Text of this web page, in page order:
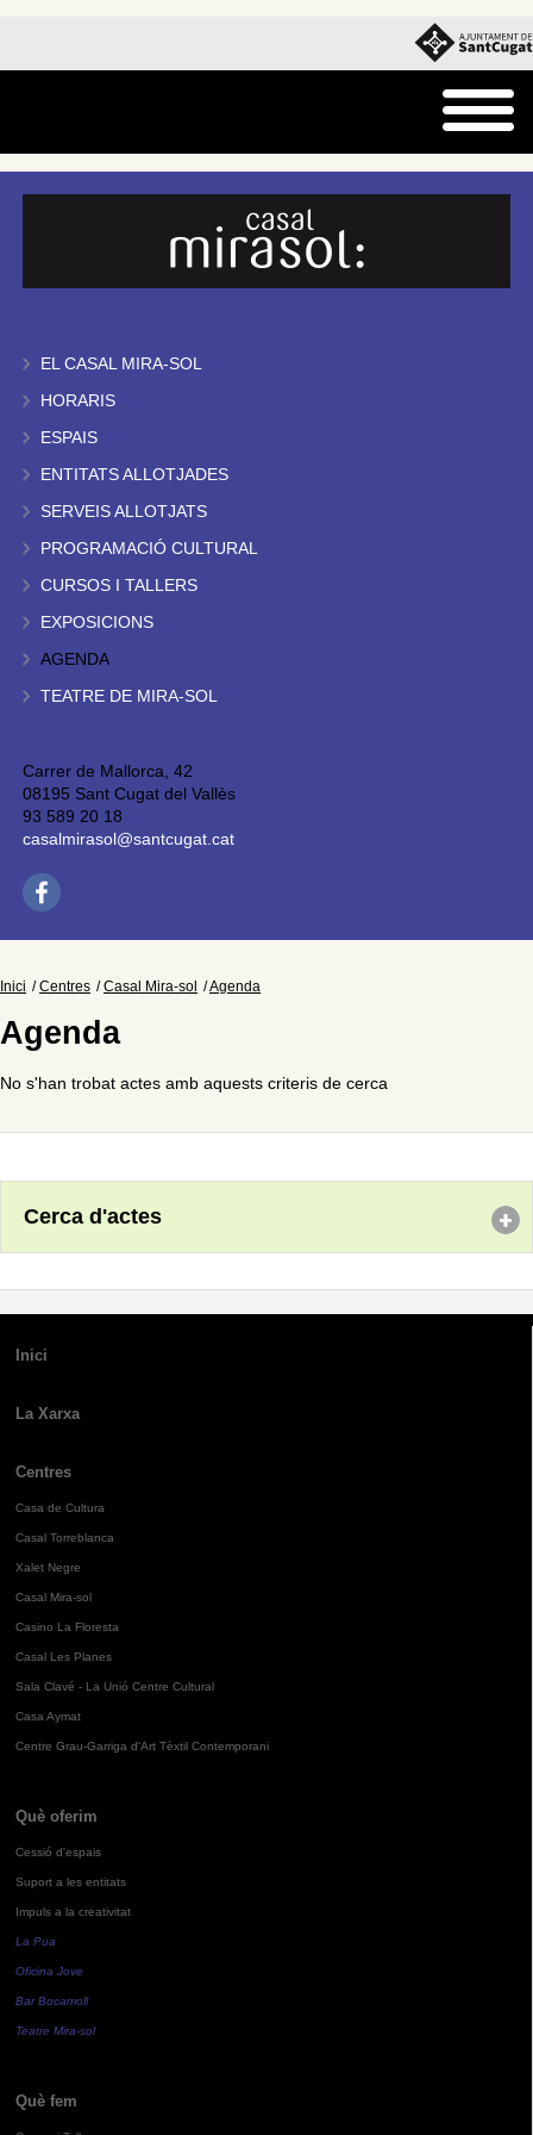
EL CASAL MIRA-SOL
HORARIS
ESPAIS
ENTITATS ALLOTJADES
SERVEIS ALLOTJATS
PROGRAMACIÓ CULTURAL
CURSOS I TALLERS
EXPOSICIONS
AGENDA
TEATRE DE MIRA-SOL
Carrer de Mallorca, 42
08195 Sant Cugat del Vallès
93 589 20 18
casalmirasol@santcugat.cat
Inici Centres Casal Mira-sol Agenda
Agenda
No s'han trobat actes amb aquests criteris de cerca
Cerca d'actes
Inici
La Xarxa
Centres
Casa de Cultura
Casal Torreblanca
Xalet Negre
Casal Mira-sol
Casino La Floresta
Casal Les Planes
Sala Clavé - La Unió Centre Cultural
Casa Aymat
Centre Grau-Garriga d'Art Tèxtil Contemporani
Què oferim
Cessió d'espais
Suport a les entitats
Impuls a la creativitat
La Pua
Oficina Jove
Bar Bocamoll
Teatre Mira-sol
Què fem